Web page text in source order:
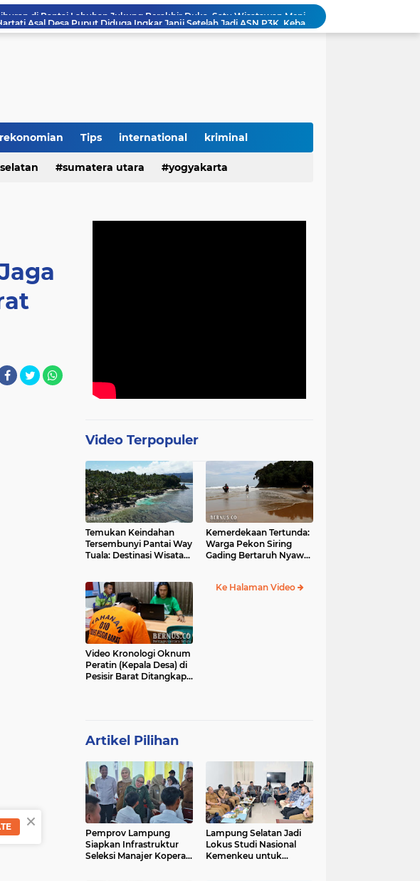
Hartati Asal Desa Puput Diduga Ingkar Janji Setelah Jadi Honorer Tahun 2022 Hingga ASN P3K, Kebaikan Dibalas Kekecewaan
TEGAS! SPBN TPI Ketapang Bukan Milik Haji M, Nelayan Sebut Pemiliknya Sulaiman Mantan Polisi
Tips international kriminal
sumatera utara yogyakarta
Video Terpopuler
Temukan Keindahan
Tersembunyi Pantai Way
Tuala: Destinasi Wisata
Kemerdekaan Tertunda:
Warga Pekon Siring
Gading Bertaruh Nyawa
Video Kronologi Oknum
Peratin (Kepala Desa) di
Pesisir Barat Ditangkap
Ke Halaman Video
Artikel Pilihan
Pemprov Lampung
Siapkan Infrastruktur
Seleksi Manajer Koperasi
Lampung Selatan Jadi
Lokus Studi Nasional
Kemenkeu untuk
×